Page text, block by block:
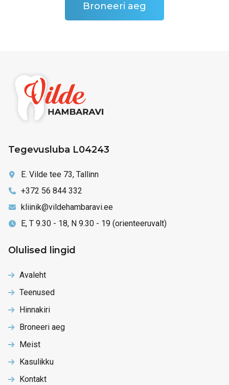
Broneeri aeg
Tegevusluba L04243
E. Vilde tee 73, Tallinn
+372 56 844 332
kliinik@vildehambaravi.ee
E, T 9.30 - 18, N 9.30 - 19 (orienteeruvalt)
Olulised lingid
Avaleht
Teenused
Hinnakiri
Broneeri aeg
Meist
Kasulikku
Kontakt